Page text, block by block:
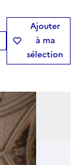
Ajouter
à ma
sélection